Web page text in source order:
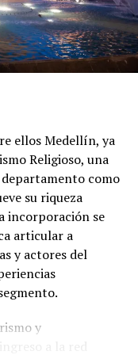
más versátiles que
décadas
Ha integrado
ellos Medellín, ya
Religioso, una
como
su riqueza
incorporación se
articular a
y actores del
y